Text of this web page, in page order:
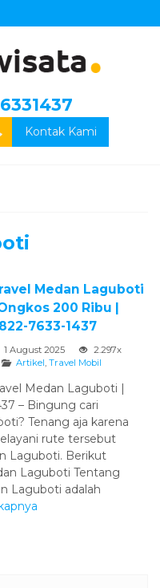
Kontak Kami
Medan Laguboti
200 Ribu |
7633-1437
1 August 2025
2.297x
Artikel, Travel Mobil
Medan Laguboti |
– Bingung cari
Tenang aja karena
rute tersebut
Laguboti. Berikut
Laguboti Tentang
Laguboti adalah